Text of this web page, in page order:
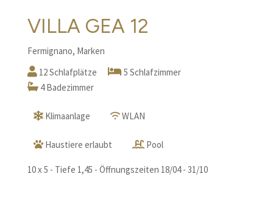
VILLA GEA 12
Fermignano, Marken
12 Schlafplätze
5 Schlafzimmer
4 Badezimmer
Klimaanlage WLAN
Haustiere erlaubt Pool
10 x 5 - Tiefe 1,45 - Öffnungszeiten 18/04 - 31/10